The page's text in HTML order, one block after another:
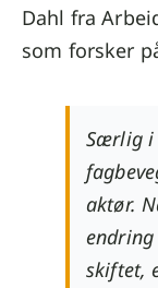
Dahl fra
som forsker
Særlig i
aktør.
skiftet,